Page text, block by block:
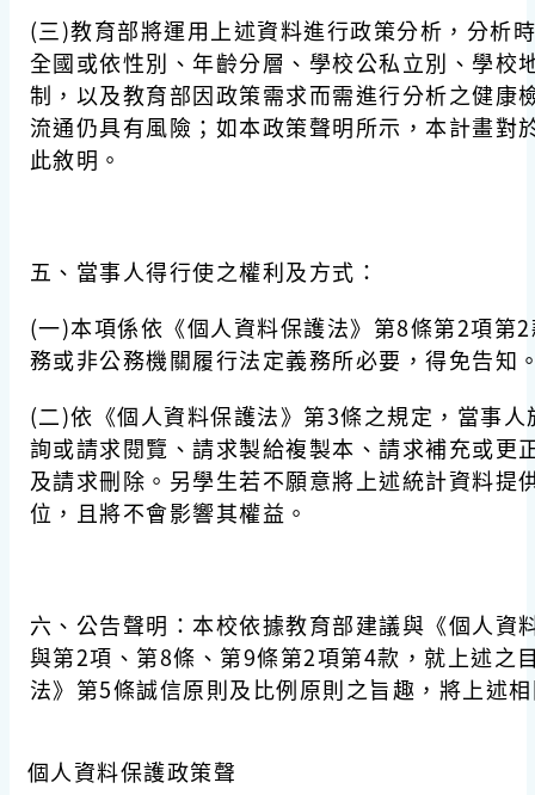
(三)教育部將運用上述資料進行政策分析，分析
全國或依性別、年齡分層、學校公私立別、學校
制，以及教育部因政策需求而需進行分析之健康
流通仍具有風險；如本政策聲明所示，本計畫對
此敘明。
五、當事人得行使之權利及方式：
(一)本項係依《個人資料保護法》第8條第2項第
務或非公務機關履行法定義務所必要，得免告知
(二)依《個人資料保護法》第3條之規定，當事
詢或請求閱覽、請求製給複製本、請求補充或更
及請求刪除。另學生若不願意將上述統計資料提
位，且將不會影響其權益。
六、公告聲明：本校依據教育部建議與《個人
與第2項、第8條、第9條第2項第4款，就上述之
法》第5條誠信原則及比例原則之旨趣，將上述
個人資料保護政策聲